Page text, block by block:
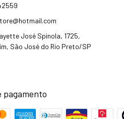
José Spinola, 1725,
São José do Rio Preto/SP
pagamento